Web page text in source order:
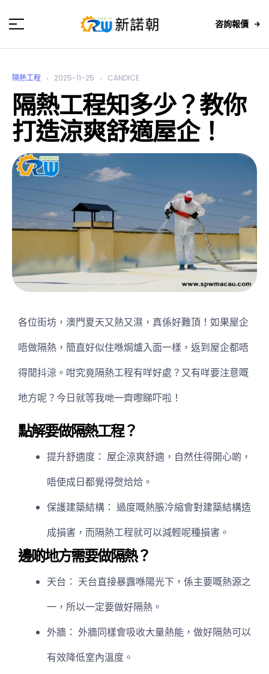
咨詢報價
隔熱工程 2025-11-25 CANDICE
隔熱工程知多少？教你
打造涼爽舒適屋企！
各位街坊，澳門夏天又熱又濕，真係好難頂！如果屋企
唔做隔熱，簡直好似住喺焗爐入面一樣，返到屋企都唔
得閒抖涼。咁究竟隔熱工程有咩好處？又有咩要注意嘅
地方呢？今日就等我哋一齊嚟睇吓啦！
點解要做隔熱工程？
提升舒適度： 屋企涼爽舒適，自然住得開心啲，
唔使成日都覺得㷫烚烚。
保護建築結構： 過度嘅熱脹冷縮會對建築結構造
成損害，而隔熱工程就可以減輕呢種損害。
邊啲地方需要做隔熱？
天台： 天台直接暴露喺陽光下，係主要嘅熱源之
一，所以一定要做好隔熱。
外牆： 外牆同樣會吸收大量熱能，做好隔熱可以
有效降低室內溫度。